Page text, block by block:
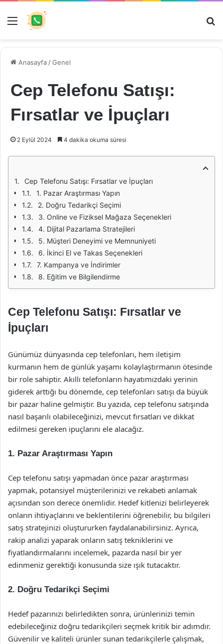
Menü
Anasayfa /Genel
Cep Telefonu Satışı:
Fırsatlar ve İpuçları
2 Eylül 2024 4 dakika okuma süresi
Cep Telefonu Satışı: Fırsatlar ve İpuçları
1. Pazar Araştırması Yapın
2. Doğru Tedarikçi Seçimi
3. Online ve Fiziksel Mağaza Seçenekleri
4. Dijital Pazarlama Stratejileri
5. Müşteri Deneyimi ve Memnuniyeti
6. İkinci El ve Takas Seçenekleri
7. Kampanya ve İndirimler
8. Eğitim ve Bilgilendirme
Cep Telefonu Satışı: Fırsatlar ve
İpuçları
Günümüz dünyasında cep telefonları, hem iletişim
kurmanın hem de günlük yaşamı kolaylaştırmanın ötesinde
bir role sahiptir. Akıllı telefonların hayatımızdaki yerinin
giderek arttığı bu dönemde, cep telefonları satışı da büyük
bir pazar haline gelmiştir. Bu yazıda, cep telefonu satışında
nasıl başarılı olabileceğinizi, mevcut fırsatları ve dikkat
edilmesi gereken ipuçlarını ele alacağız.
1. Pazar Araştırması Yapın
Cep telefonu satışı yapmadan önce pazar araştırması
yapmak, potansiyel müşterilerinizi ve rekabeti anlamak
açısından son derece önemlidir. Hedef kitlenizi belirleyerek
onların ihtiyaçlarını ve beklentilerini öğrenebilir, bu bilgileri
satış stratejinizi oluştururken faydalanabilirsiniz. Ayrıca,
rakip analizi yaparak onların satış tekniklerini ve
fiyatlandırmalarını incelemek, pazarda nasıl bir yer
edinmeniz gerektiği konusunda size ışık tutacaktır.
2. Doğru Tedarikçi Seçimi
Hedef pazarınızı belirledikten sonra, ürünlerinizi temin
edebileceğiniz doğru tedarikçileri seçmek kritik bir adımdır.
Güvenilir ve kaliteli ürünler sunan tedarikçilerle çalışmak,